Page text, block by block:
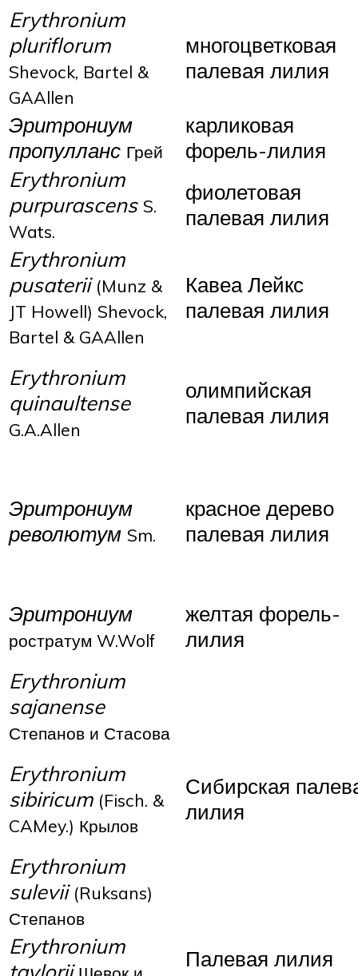
Erythronium
pluriflorum
Shevock, Bartel &
GAAllen
многоцветковая
палевая лилия
Эритрониум
пропулланс Грей
карликовая
форель-лилия
Erythronium
purpurascens S.
Wats.
фиолетовая
палевая лилия
Erythronium
pusaterii (Munz &
JT Howell) Shevock,
Bartel & GAAllen
Кавеа Лейкс
палевая лилия
Erythronium
quinaultense
G.A.Allen
олимпийская
палевая лилия
Эритрониум
револютум Sm.
красное дерево
палевая лилия
Эритрониум
ростратум W.Wolf
желтая форель-
лилия
Erythronium
sajanense
Степанов и Стасова
Erythronium
sibiricum (Fisch. &
CAMey.) Крылов
Сибирская
лилия
Erythronium
sulevii (Ruksans)
Степанов
Erythronium
Палевая лилия